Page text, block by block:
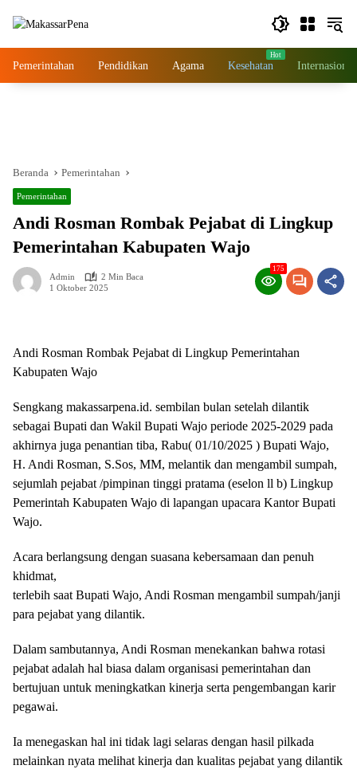
Pemerintahan Pendidikan Agama Kesehatan Internasional
Beranda Pemerintahan
Pemerintahan
Andi Rosman Rombak Pejabat di Lingkup
Pemerintahan Kabupaten Wajo
Admin
2 Min Baca
1 Oktober 2025
175
Andi Rosman Rombak Pejabat di Lingkup Pemerintahan
Kabupaten Wajo
Sengkang makassarpena.id. sembilan bulan setelah dilantik
sebagai Bupati dan Wakil Bupati Wajo periode 2025-2029 pada
akhirnya juga penantian tiba, Rabu( 01/10/2025 ) Bupati Wajo,
H. Andi Rosman, S.Sos, MM, melantik dan mengambil sumpah,
sejumlah pejabat /pimpinan tinggi pratama (eselon ll b) Lingkup
Pemerintah Kabupaten Wajo di lapangan upacara Kantor Bupati
Wajo.
Acara berlangsung dengan suasana kebersamaan dan penuh
khidmat,
terlebih saat Bupati Wajo, Andi Rosman mengambil sumpah/janji
para pejabat yang dilantik.
Dalam sambutannya, Andi Rosman menekankan bahwa rotasi
pejabat adalah hal biasa dalam organisasi pemerintahan dan
bertujuan untuk meningkatkan kinerja serta pengembangan karir
pegawai.
Ia menegaskan hal ini tidak lagi selaras dengan hasil pilkada
melainkan nyata melihat kinerja dan kualitas pejabat yang dilantik